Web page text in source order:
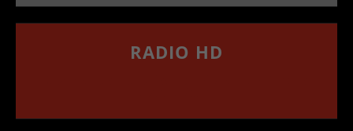
RADIO HD